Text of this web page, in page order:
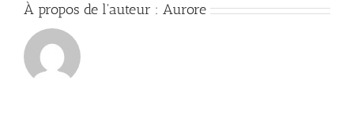
À propos de l'auteur : Aurore